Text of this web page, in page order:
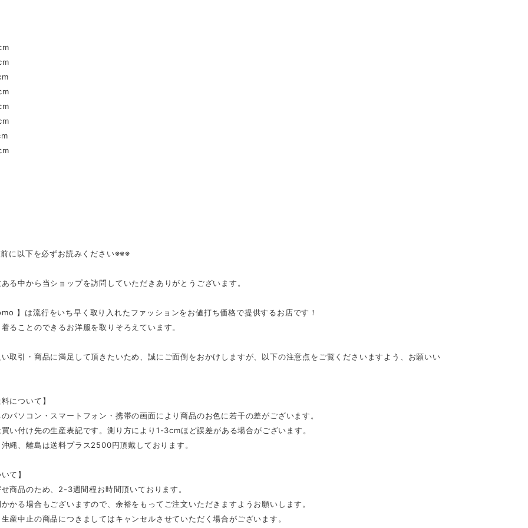
に以下を必ずお読みください※※※
る中から当ショップを訪問していただきありがとうございます。
】は流行をいち早く取り入れたファッションをお値打ち価格で提供するお店です！
ることのできるお洋服を取りそろえています。
取引・商品に満足して頂きたいため、誠にご面倒をおかけしますが、以下の注意点をご覧くださいますよう、お願いい
について】
パソコン・スマートフォン・携帯の画面により商品のお色に若干の差がございます。
い付け先の生産表記です。測り方により1-3cmほど誤差がある場合がございます。
縄、離島は送料プラス2500円頂戴しております。
て】
商品のため、2-3週間程お時間頂いております。
かる場合もございますので、余裕をもってご注文いただきますようお願いします。
産中止の商品につきましてはキャンセルさせていただく場合がございます。